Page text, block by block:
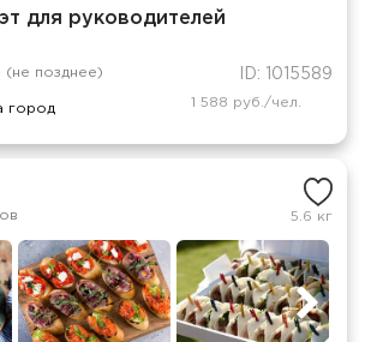
для руководителей
(не позднее) ID: 1015589
город 1 588 руб./чел.
5.6 кг